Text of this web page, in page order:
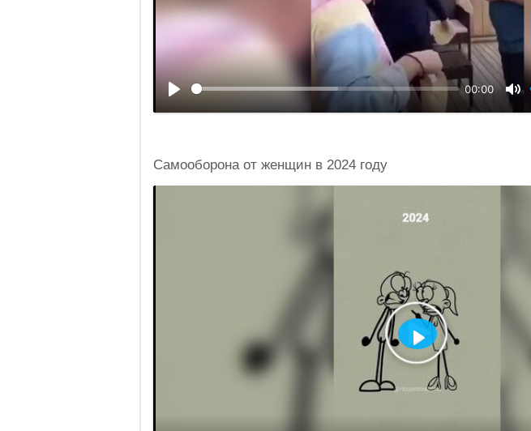
00:00
Самооборона от женщин в 2024 году
Воспроизвести